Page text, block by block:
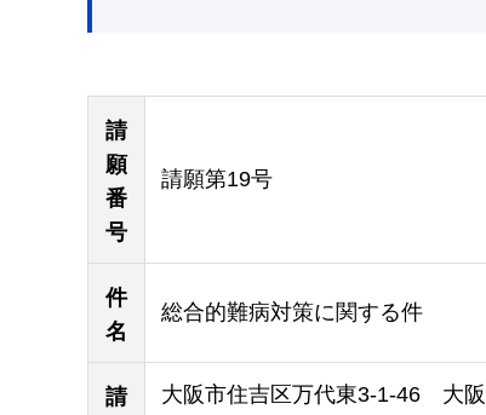
請
願
番
号
請願第19号
件
名
総合的難病対策に関する件
請
大阪市住吉区万代東3-1-46 大